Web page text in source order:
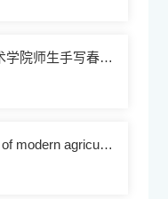
【新重庆-重庆日报】 美术学院师生手写春联添年味
【新华社】 Feeling pulse of modern agriculture i...